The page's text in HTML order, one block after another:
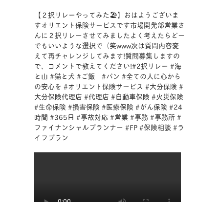
したよく考えたらどーで
もいいような選択で（笑
www次は質問内容変えて
再チャレンジしてみま
す!質問募集しますの
で、コメントで教えてく
ださい!#2択リレー #海
と山 #猫と犬 #ご飯 #
パン #全ての人に心から
大分保険代理店 #代理店
【２択リレーやってみた🏖️】おはようございま
すオリエント保険サービスです市場開発部営業さ
んに２択リレーさせてみましたよく考えたらどー
でもいいような選択で（笑www次は質問内容変
えて再チャレンジしてみます!質問募集しますの
で、コメントで教えてください!#2択リレー #海
と山 #猫と犬 #ご飯 #パン #全ての人に心から
の安心を #オリエント保険サービス #大分保険 #
大分保険代理店 #代理店 #自動車保険 #火災保険
#生命保険 #損害保険 #医療保険 #がん保険 #24
時間 #365日 #事故対応 #営業 #事務 #事務所 #
ファイナンシャルプランナー #FP #保険相談 #ラ
イフプラン